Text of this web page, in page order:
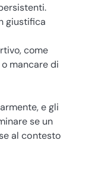
giustifica
come
mancare di
e gli
se un
al contesto